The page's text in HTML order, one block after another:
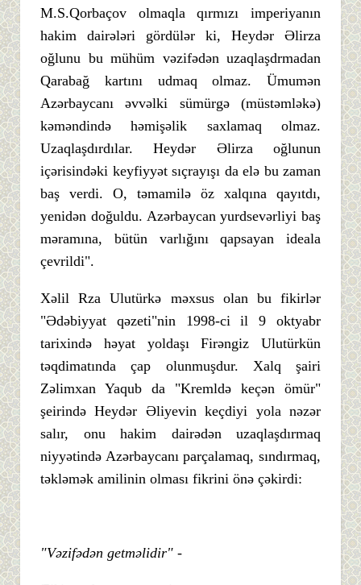
M.S.Qorbaçov olmaqla qırmızı imperiyanın
hakim dairələri gördülər ki, Heydər Əlirza
oğlunu bu mühüm vəzifədən uzaqlaşdrmadan
Qarabağ kartını udmaq olmaz. Ümumən
Azərbaycanı əvvəlki sümürgə (müstəmləkə)
kəməndində həmişəlik saxlamaq olmaz.
Uzaqlaşdırdılar. Heydər Əlirza oğlunun
içərisindəki keyfiyyət sıçrayışı da elə bu zaman
baş verdi. O, təmamilə öz xalqına qayıtdı,
yenidən doğuldu. Azərbaycan yurdsevərliyi baş
məramına, bütün varlığını qapsayan ideala
çevrildi".
Xəlil Rza Ulutürkə məxsus olan bu fikirlər
"Ədəbiyyat qəzeti"nin 1998-ci il 9 oktyabr
tarixində həyat yoldaşı Firəngiz Ulutürkün
təqdimatında çap olunmuşdur. Xalq şairi
Zəlimxan Yaqub da "Kremldə keçən ömür"
şeirində Heydər Əliyevin keçdiyi yola nəzər
salır, onu hakim dairədən uzaqlaşdırmaq
niyyətində Azərbaycanı parçalamaq, sındırmaq,
təkləmək amilinin olması fikrini önə çəkirdi:
"Vəzifədən getməlidir" -